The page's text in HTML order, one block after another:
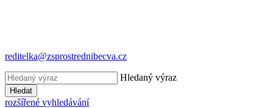
reditelka@zsprostrednibecva.cz
Hledaný výraz
Hledat
rozšířené vyhledávání